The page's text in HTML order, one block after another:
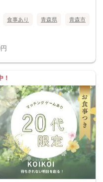
食事あり 青森県 青森市
！